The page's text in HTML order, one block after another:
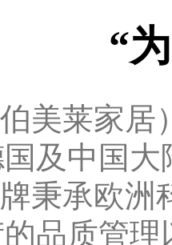
“
美莱家
及中国
秉承欧
品质管